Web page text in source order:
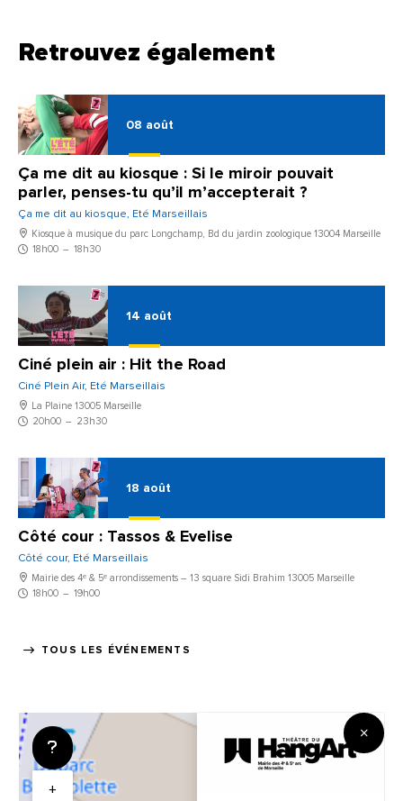
Retrouvez également
Ça me dit au kiosque : Si le miroir pouvait
parler, penses-tu qu’il m’accepterait ?
Ça me dit au kiosque, Eté Marseillais
Kiosque à musique du parc Longchamp, Bd du jardin zoologique 13004 Marseille
18h00 – 18h30
08 août
Ciné plein air : Hit the Road
Ciné Plein Air, Eté Marseillais
La Plaine 13005 Marseille
20h00 – 23h30
14 août
Côté cour : Tassos & Evelise
Côté cour, Eté Marseillais
Mairie des 4ᵉ & 5ᵉ arrondissements – 13 square Sidi Brahim 13005 Marseille
18h00 – 19h00
18 août
TOUS LES ÉVÉNEMENTS
+